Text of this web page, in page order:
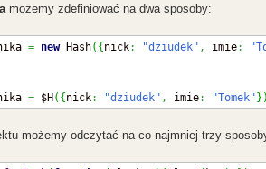
możemy zdefiniować na dwa sposoby:
= new Hash( { nick: "dziudek" , imie:
= $H ( { nick: "dziudek" , imie: "Tomek" }
możemy odczytać na co najmniej trzy